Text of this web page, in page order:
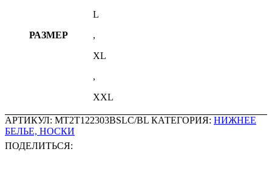
РАЗМЕР
L
,
XL
,
XXL
АРТИКУЛ: MT2T122303BSLC/BL КАТЕГОРИЯ: НИЖНЕЕ
БЕЛЬЕ, НОСКИ
ПОДЕЛИТЬСЯ: